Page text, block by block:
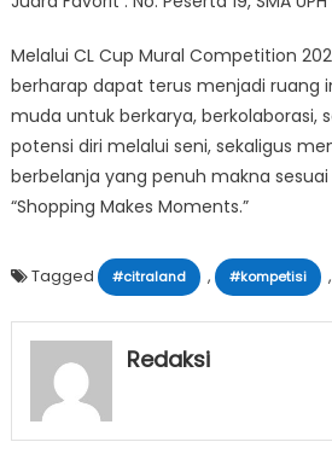
Melalui CL Cup Mural Competition
berharap dapat terus menjadi ruang
muda untuk berkarya, berkolaborasi,
potensi diri melalui seni, sekaligus
berbelanja yang penuh makna
“Shopping Makes Moments.”
Tagged #citraland , #kompetisi ,
Redaksi